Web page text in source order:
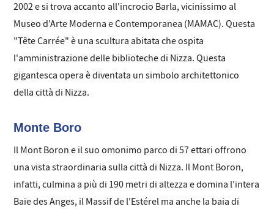
2002 e si trova accanto all'incrocio Barla, vicinissimo al
Museo d'Arte Moderna e Contemporanea (MAMAC). Questa
"Tête Carrée" è una scultura abitata che ospita
l'amministrazione delle biblioteche di Nizza. Questa
gigantesca opera è diventata un simbolo architettonico
della città di Nizza.
Monte Boro
Il Mont Boron e il suo omonimo parco di 57 ettari offrono
una vista straordinaria sulla città di Nizza. Il Mont Boron,
infatti, culmina a più di 190 metri di altezza e domina l'intera
Baie des Anges, il Massif de l'Estérel ma anche la baia di